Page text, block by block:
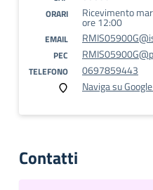
ORARI Ricevimento
ore 12:00
EMAIL
PEC
TELEFONO
0697859443
Naviga su
Contatti